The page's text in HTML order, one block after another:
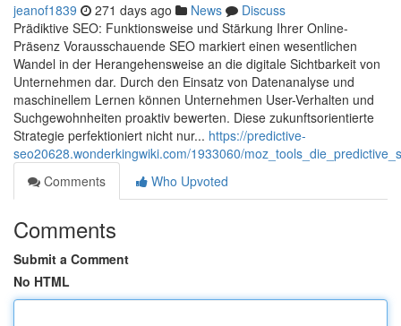
jeanof1839 271 days ago News
Discuss
Prädiktive SEO: Funktionsweise und Stärkung Ihrer Online-
Präsenz Vorausschauende SEO markiert einen wesentlichen
Wandel in der Herangehensweise an die digitale Sichtbarkeit von
Unternehmen dar. Durch den Einsatz von Datenanalyse und
maschinellem Lernen können Unternehmen User-Verhalten und
Suchgewohnheiten proaktiv bewerten. Diese zukunftsorientierte
Strategie perfektioniert nicht nur... https://predictive-
seo20628.wonderkingwiki.com/1933060/
Comments
Who Upvoted
Comments
Submit a Comment
No HTML